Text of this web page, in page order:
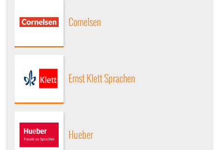
Cornelsen
Ernst Klett Sprachen
Hueber